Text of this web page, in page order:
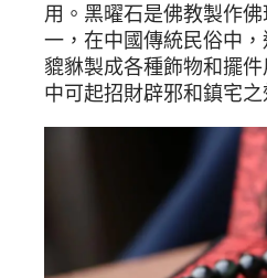
用。黑曜石是佛教製作
一，在中國傳統民俗中
貔貅製成各種飾物和擺
中可起招財辟邪和鎮宅